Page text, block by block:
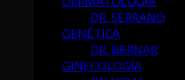
DR. SERRANO
GENÉTICA
DR. BERNAR
GINECOLOGÍA